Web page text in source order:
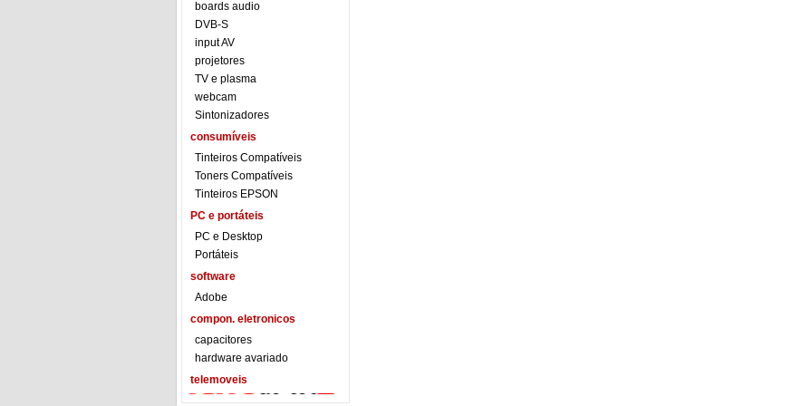
boards audio
DVB-S
input AV
projetores
TV e plasma
webcam
Sintonizadores
consumíveis
Tinteiros Compatíveis
Toners Compatíveis
Tinteiros EPSON
PC e portáteis
PC e Desktop
Portáteis
software
Adobe
compon. eletronicos
capacitores
hardware avariado
telemoveis